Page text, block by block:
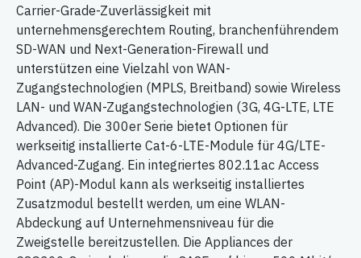
Carrier-Grade-Zuverlässigkeit mit
unternehmensgerechtem Routing, branchenführendem
SD-WAN und Next-Generation-Firewall und
unterstützen eine Vielzahl von WAN-
Zugangstechnologien (MPLS, Breitband) sowie Wireless
LAN- und WAN-Zugangstechnologien (3G, 4G-LTE, LTE
Advanced). Die 300er Serie bietet Optionen für
werkseitig installierte Cat-6-LTE-Module für 4G/LTE-
Advanced-Zugang. Ein integriertes 802.11ac Access
Point (AP)-Modul kann als werkseitig installiertes
Zusatzmodul bestellt werden, um eine WLAN-
Abdeckung auf Unternehmensniveau für die
Zweigstelle bereitzustellen. Die Appliances der